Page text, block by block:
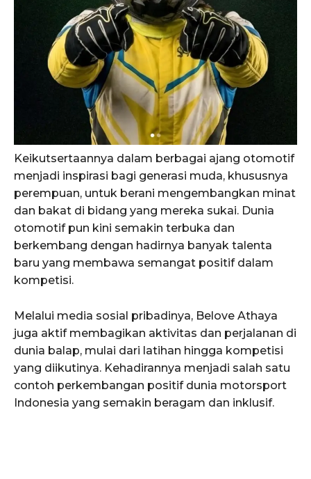
Keikutsertaannya dalam berbagai ajang otomotif
menjadi inspirasi bagi generasi muda, khususnya
perempuan, untuk berani mengembangkan minat
dan bakat di bidang yang mereka sukai. Dunia
otomotif pun kini semakin terbuka dan
berkembang dengan hadirnya banyak talenta
baru yang membawa semangat positif dalam
kompetisi.
Melalui media sosial pribadinya, Belove Athaya
juga aktif membagikan aktivitas dan perjalanan di
dunia balap, mulai dari latihan hingga kompetisi
yang diikutinya. Kehadirannya menjadi salah satu
contoh perkembangan positif dunia motorsport
Indonesia yang semakin beragam dan inklusif.